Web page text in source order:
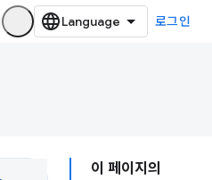
로그인
이 페이지의